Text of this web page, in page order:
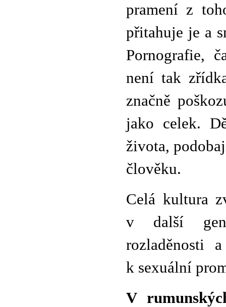
pramení z
přitahuje je a
Pornografie,
není tak
značně
jako celek.
života,
člověku.
Celá kultura
v další
rozladěnosti
k sexuální
V